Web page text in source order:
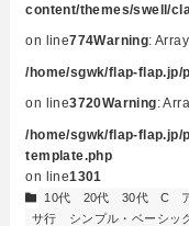
content/themes/swell/
on line774Warning:
/home/sgwk/flap-flap.jp/
on line3720Warning:
/home/sgwk/flap-
template.php
on line1301
10代 20代 30代 C
サ行
シンプル・ベーシッ